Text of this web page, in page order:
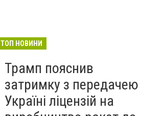
ТОП НОВИНИ
Трамп пояснив
затримку з передачею
Україні ліцензій на